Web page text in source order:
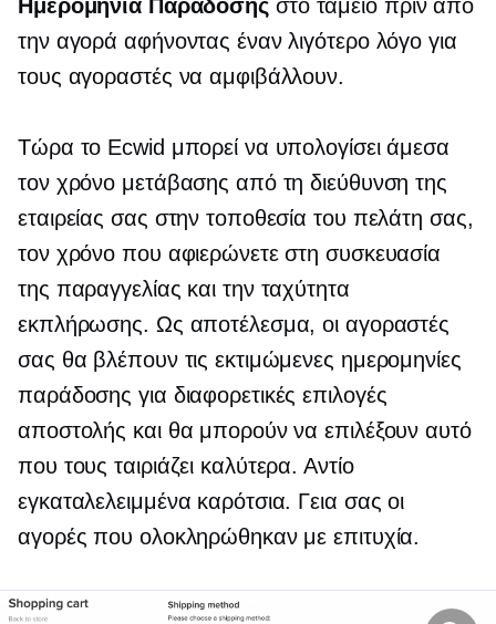
Ημερομηνία Παράδοσης στο ταμείο πριν από
την αγορά αφήνοντας έναν λιγότερο λόγο για
τους αγοραστές να αμφιβάλλουν.
Τώρα το Ecwid μπορεί να υπολογίσει άμεσα
τον χρόνο μετάβασης από τη διεύθυνση της
εταιρείας σας στην τοποθεσία του πελάτη σας,
τον χρόνο που αφιερώνετε στη συσκευασία
της παραγγελίας και την ταχύτητα
εκπλήρωσης. Ως αποτέλεσμα, οι αγοραστές
σας θα βλέπουν τις εκτιμώμενες ημερομηνίες
παράδοσης για διαφορετικές επιλογές
αποστολής και θα μπορούν να επιλέξουν αυτό
που τους ταιριάζει καλύτερα. Αντίο
εγκαταλελειμμένα καρότσια. Γεια σας οι
αγορές που ολοκληρώθηκαν με επιτυχία.